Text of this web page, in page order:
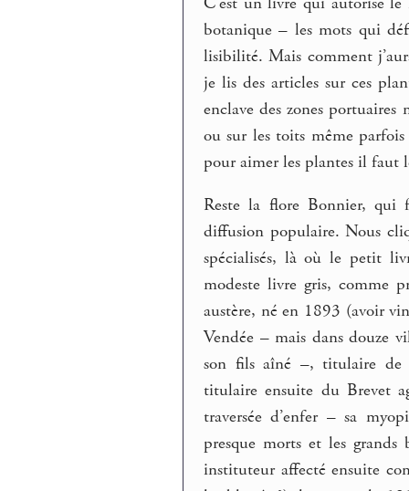
botanique – les mots qui
lisibilité. Mais comment
je lis des articles sur ces
enclave des zones
ou sur les toits même
pour aimer les plantes il faut
Reste la flore Bonnier, qui
diffusion populaire. Nous
spécialisés, là où le petit
modeste livre gris, comme
austère, né en 1893 (avoir
Vendée – mais dans douze
son fils aîné –, titulaire de
titulaire ensuite du Brevet
traversée d’enfer – sa
presque morts et les
instituteur affecté ensuite